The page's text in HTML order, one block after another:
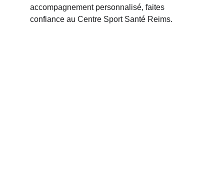
accompagnement personnalisé, faites
confiance au Centre Sport Santé Reims.